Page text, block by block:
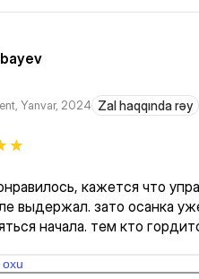
, Yanvar, 2024 Zal haqqında rəy
кажется что
выдержал. зато осанка
начала. тем кто